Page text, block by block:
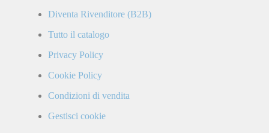
Diventa Rivenditore (B2B)
Tutto il catalogo
Privacy Policy
Cookie Policy
Condizioni di vendita
Gestisci cookie